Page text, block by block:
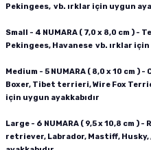
Pekingees, vb. ırklar için uygun
Small - 4 NUMARA ( 7,0 x 8,0 cm ) -
Pekingees, Havanese vb. ırklar için
Medium - 5 NUMARA ( 8,0 x 10 cm )
Boxer, Tibet terrieri, Wire Fox
için uygun ayakkabıdır
Large - 6 NUMARA ( 9,5 x 10,8 cm )
retriever, Labrador, Mastiff, Husky,